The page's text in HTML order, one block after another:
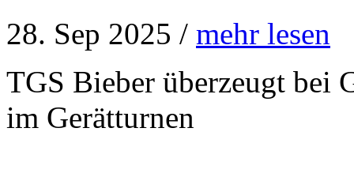
28. Sep 2025 / mehr lesen
TGS Bieber überzeugt bei
im Gerätturnen